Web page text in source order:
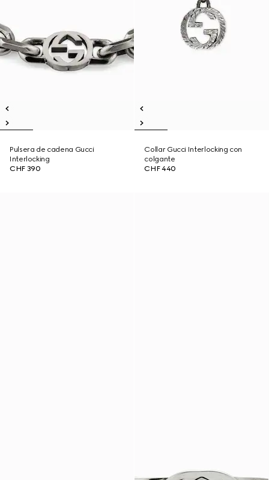
Pulsera de cadena Gucci
Interlocking
CHF 390
Collar Gucci Interlocking con
colgante
CHF 440